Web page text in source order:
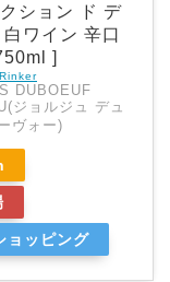
ション ド デ
白ワイン 辛口
]
Rinker
DUBOEUF
ジョルジュ デュ
ヴォー)
ョッピング